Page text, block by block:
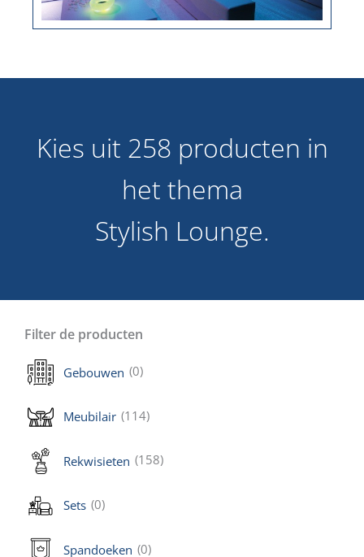
Kies uit 258 producten in
het thema
Stylish Lounge.
Filter de producten
Gebouwen (0)
Meubilair (114)
Rekwisieten (158)
Sets (0)
Spandoeken (0)